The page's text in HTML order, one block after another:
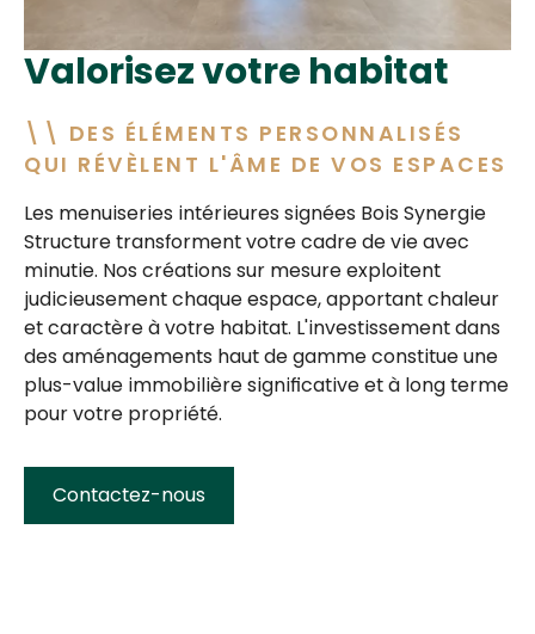
Valorisez votre habitat
DES ÉLÉMENTS PERSONNALISÉS
QUI RÉVÈLENT L'ÂME DE VOS ESPACES
Les menuiseries intérieuressignées Bois Synergie
Structure transforment votre cadre de vie avec
minutie. Noscréations sur mesureexploitent
judicieusement chaque espace, apportantchaleur
et caractèreà votre habitat. L'investissement dans
desaménagements haut de gammeconstitue une
plus-value immobilièresignificative et à long terme
pour votre propriété.
Contactez-nous